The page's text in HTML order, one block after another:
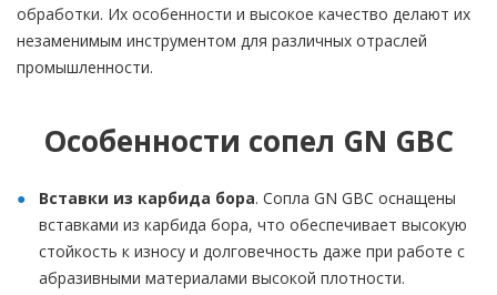
обработки. Их особенности и высокое качество делают их
незаменимым инструментом для различных отраслей
промышленности.
Особенности сопел GN GBC
Вставки из карбида бора. Сопла GN GBC оснащены
вставками из карбида бора, что обеспечивает высокую
стойкость к износу и долговечность даже при работе с
абразивными материалами высокой плотности.